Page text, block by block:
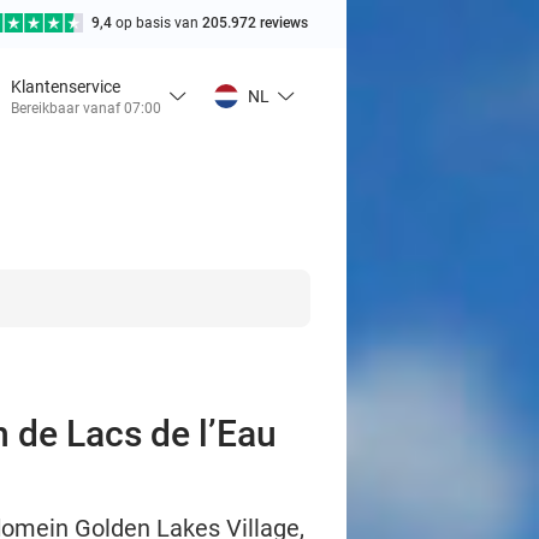
9,4 op basis van 205.972 reviews
Klantenservice
Bereikbaar vanaf 07:00
NL
Lacs de l’Eau
Golden Lakes Village,